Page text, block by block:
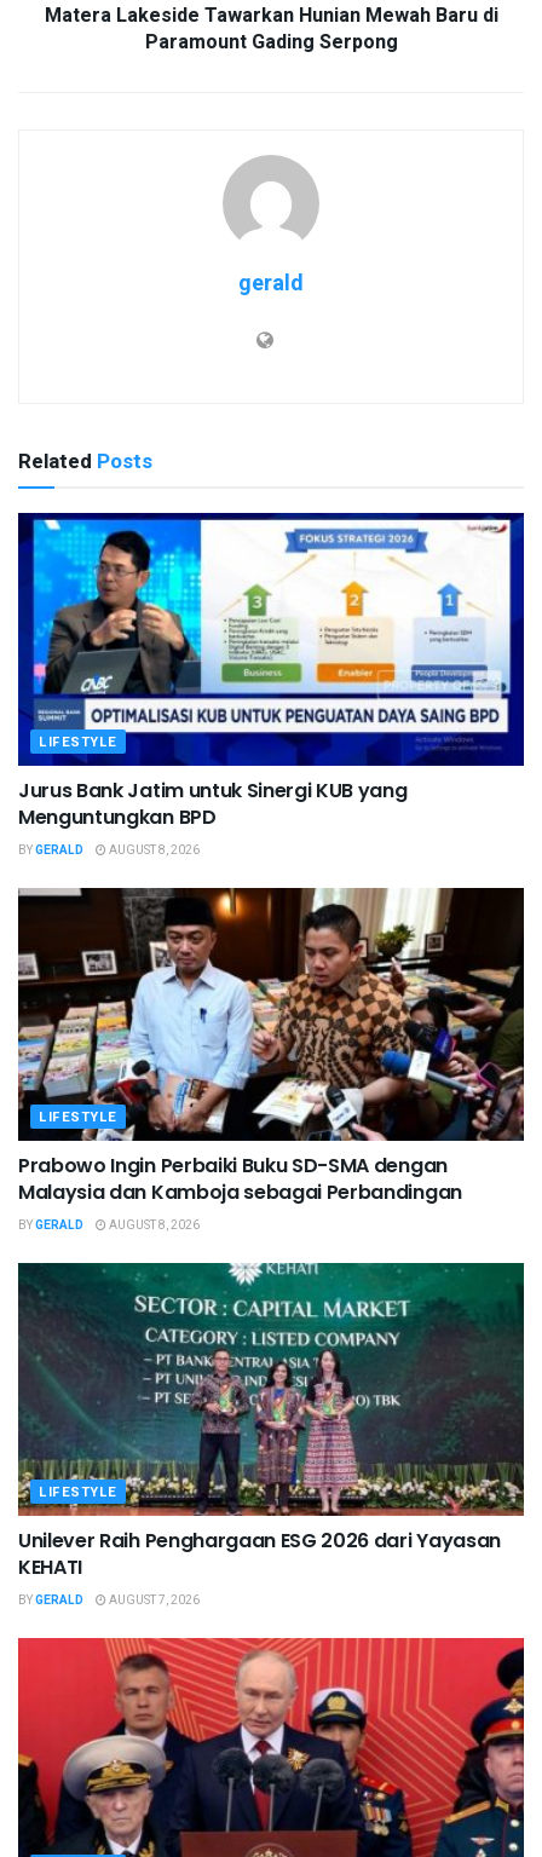
Matera Lakeside Tawarkan Hunian Mewah Baru di
Paramount Gading Serpong
gerald
Related Posts
LIFESTYLE
Jurus Bank Jatim untuk Sinergi KUB yang
Menguntungkan BPD
BYGERALD AUGUST 8, 2026
LIFESTYLE
Prabowo Ingin Perbaiki Buku SD-SMA dengan
Malaysia dan Kamboja sebagai Perbandingan
BYGERALD AUGUST 8, 2026
LIFESTYLE
Unilever Raih Penghargaan ESG 2026 dari Yayasan
KEHATI
BYGERALD AUGUST 7, 2026